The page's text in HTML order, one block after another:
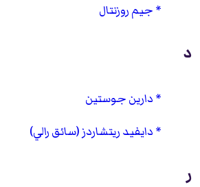
جيم روزنتال
د
دارين جوستين
دايفيد ريتشاردز (سائق رالي)
ر